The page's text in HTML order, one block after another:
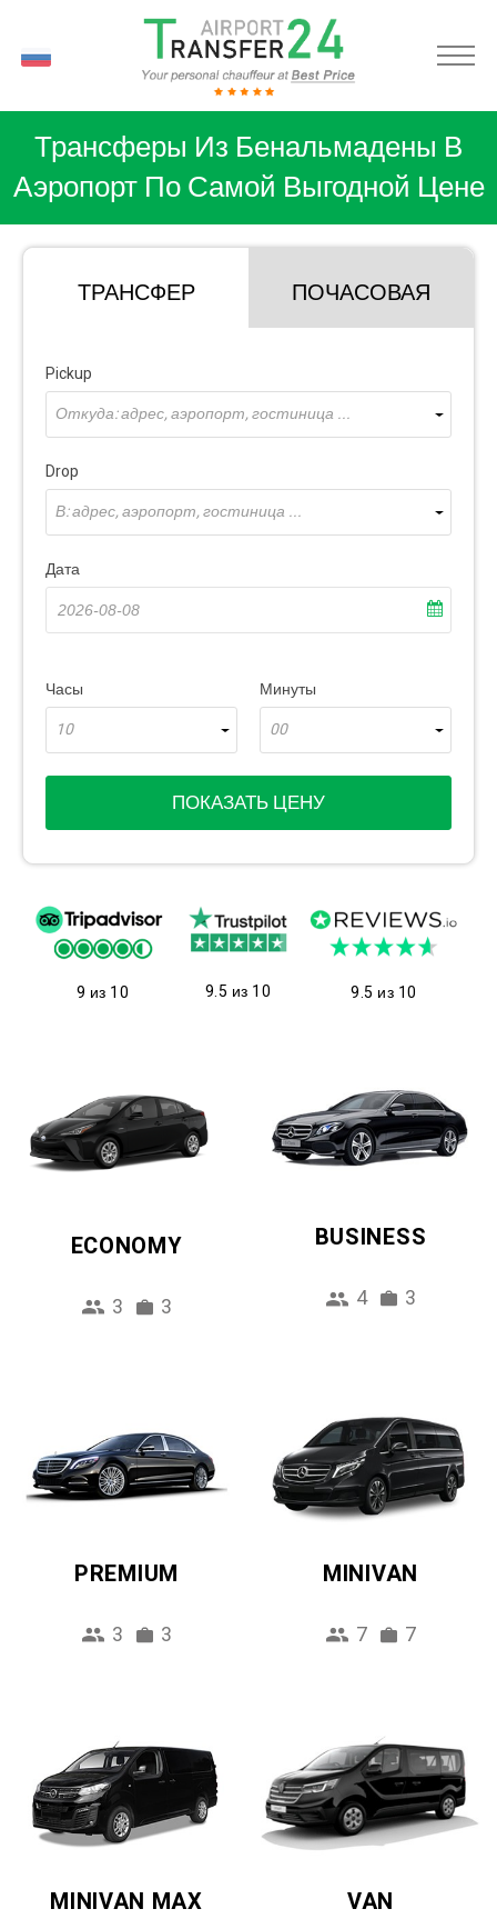
Трансферы Из Бенальмадены В
Аэропорт По Самой Выгодной Цене
ТРАНСФЕР ПОЧАСОВАЯ
Pickup
Откуда: адрес, аэропорт, гостиница ...
Drop
В: адрес, аэропорт, гостиница ...
Дата
Часы
10
Минуты
00
ПОКАЗАТЬ ЦЕНУ
9 из 10 9.5 из 10 9.5 из 10
ECONOMY
3 3
BUSINESS
4 3
PREMIUM
3 3
MINIVAN
7 7
MINIVAN MAX VAN